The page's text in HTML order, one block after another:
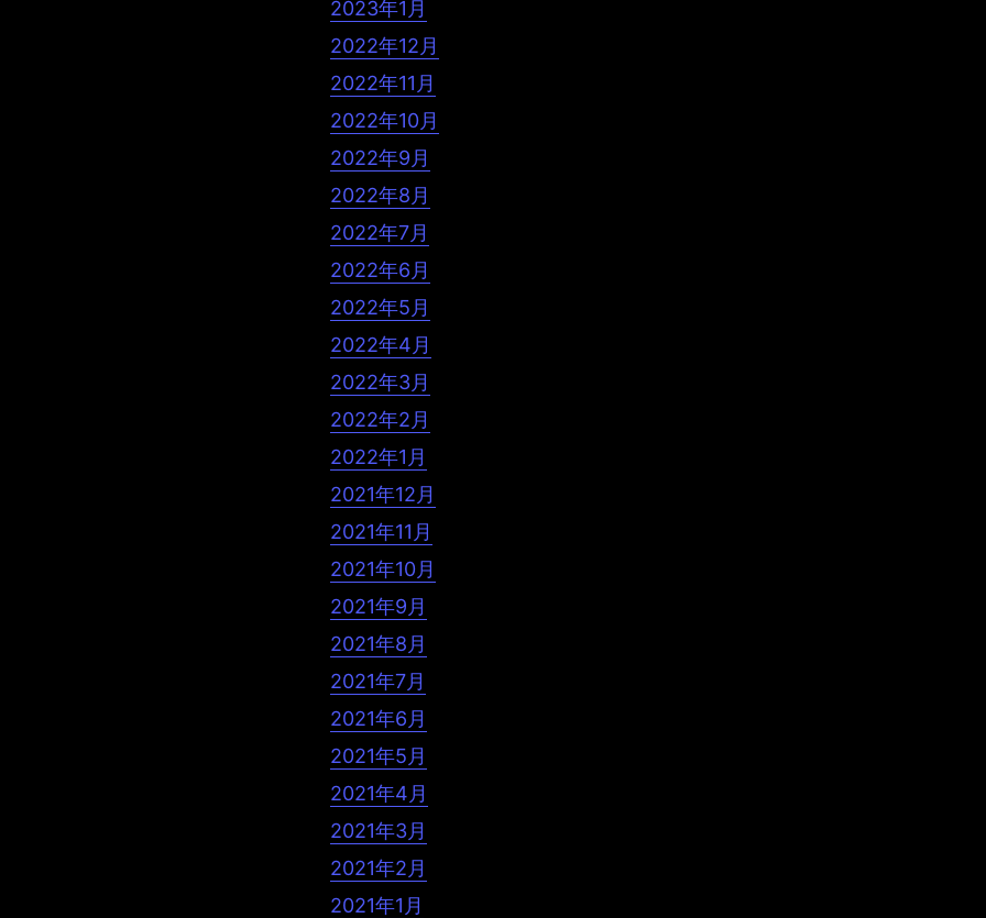
2023年1月
2022年12月
2022年11月
2022年10月
2022年9月
2022年8月
2022年7月
2022年6月
2022年5月
2022年4月
2022年3月
2022年2月
2022年1月
2021年12月
2021年11月
2021年10月
2021年9月
2021年8月
2021年7月
2021年6月
2021年5月
2021年4月
2021年3月
2021年2月
2021年1月